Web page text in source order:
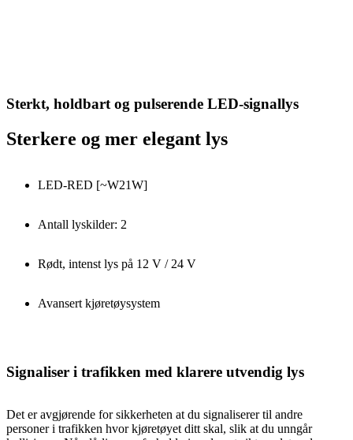
Sterkt, holdbart og pulserende LED-signallys
Sterkere og mer elegant lys
LED-RED [~W21W]
Antall lyskilder: 2
Rødt, intenst lys på 12 V / 24 V
Avansert kjøretøysystem
Signaliser i trafikken med klarere utvendig lys
Det er avgjørende for sikkerheten at du signaliserer til andre
personer i trafikken hvor kjøretøyet ditt skal, slik at du unngår